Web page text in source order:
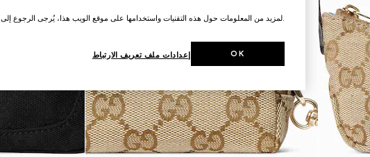
.لمزيد من المعلومات حول هذه التقنيات واستخدامها على موقع الويب هذا، يُرجى الرجوع إلى
إعدادات ملف تعريف الارتباط OK